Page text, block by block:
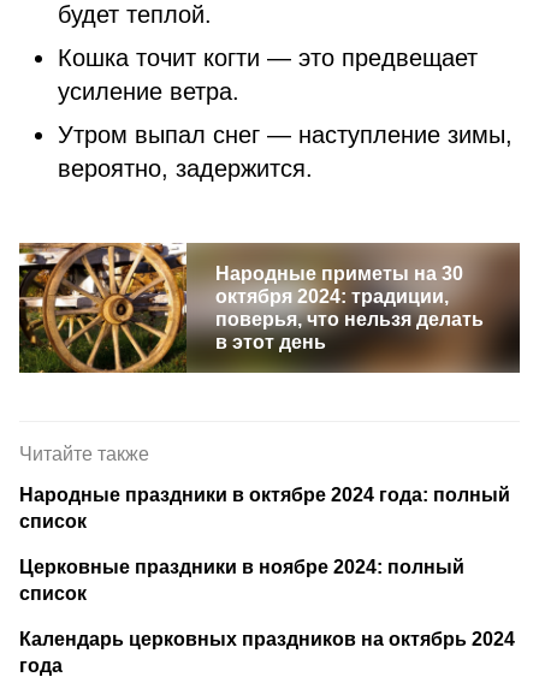
будет теплой.
Кошка точит когти — это предвещает
усиление ветра.
Утром выпал снег — наступление зимы,
вероятно, задержится.
Народные приметы на 30
октября 2024: традиции,
поверья, что нельзя делать
в этот день
Читайте также
Народные праздники в октябре 2024 года: полный
список
Церковные праздники в ноябре 2024: полный
список
Календарь церковных праздников на октябрь 2024
года